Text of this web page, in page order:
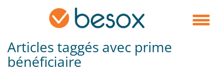
Articles taggés avec prime
bénéficiaire